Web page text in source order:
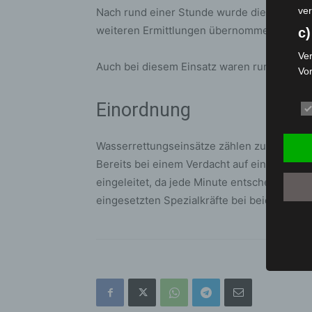
Nach rund einer Stunde wurde die Suche
weiteren Ermittlungen übernommen.
Auch bei diesem Einsatz waren rund 40
Einordnung
Wasserrettungseinsätze zählen zu den
Bereits bei einem Verdacht auf eine
eingeleitet, da jede Minute entscheidend
eingesetzten Spezialkräfte bei beiden